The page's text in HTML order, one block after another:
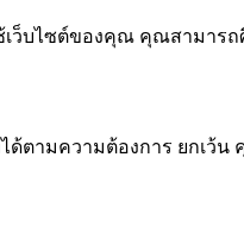
ว็บไซต์ของคุณ คุณสามารถ
ตามความต้องการ ยกเว้น